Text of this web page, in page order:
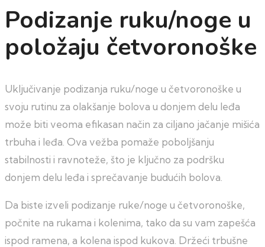
Podizanje ruku/noge u
položaju četvoronoške
Uključivanje podizanja ruku/noge u četvoronoške u
svoju rutinu za olakšanje bolova u donjem delu leđa
može biti veoma efikasan način za ciljano jačanje mišića
trbuha i leđa. Ova vežba pomaže poboljšanju
stabilnosti i ravnoteže, što je ključno za podršku
donjem delu leđa i sprečavanje budućih bolova.
Da biste izveli podizanje ruke/noge u četvoronoške,
počnite na rukama i kolenima, tako da su vam zapešća
ispod ramena, a kolena ispod kukova. Držeći trbušne